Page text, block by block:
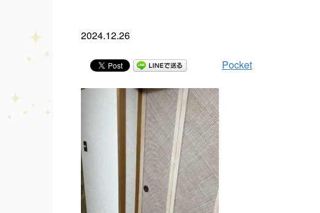
2024.12.26
Pocket